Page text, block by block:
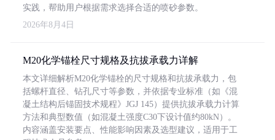
实践，帮助用户根据需求选择合适的喷砂参数。
2026年8月4日
M20化学锚栓尺寸规格及抗拔承载力详解
本文详细解析M20化学锚栓的尺寸规格和抗拔承载力，包
括螺杆直径、钻孔尺寸等参数，并依据专业标准（如《混
凝土结构后锚固技术规程》JGJ 145）提供抗拔承载力计算
方法和典型数值（如混凝土强度C30下设计值约80kN）。
内容涵盖安装要点、性能影响因素及选型建议，适用于工